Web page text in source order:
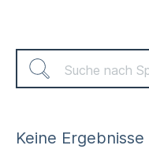
Keine Ergebnisse